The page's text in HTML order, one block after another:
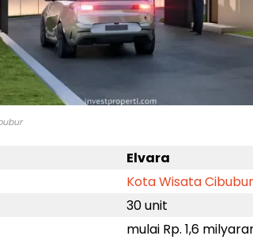
Elvara
Kota Wisata Cibubur
30 unit
mulai Rp. 1,6